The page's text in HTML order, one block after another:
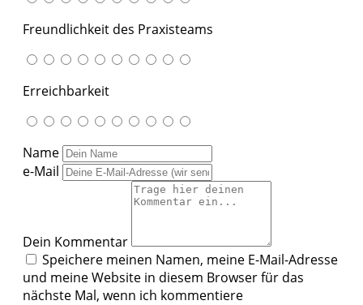
Freundlichkeit des Praxisteams
Erreichbarkeit
Name
e-Mail
Dein Kommentar
Speichere meinen Namen, meine E-Mail-Adresse
und meine Website in diesem Browser für das
nächste Mal, wenn ich kommentiere